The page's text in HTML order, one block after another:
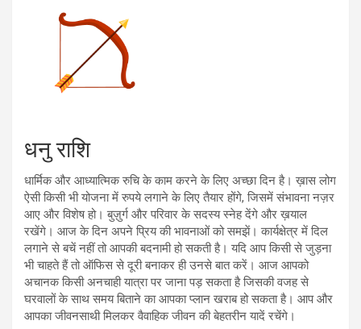
धनु राशि
धार्मिक और आध्यात्मिक रुचि के काम करने के लिए अच्छा दिन है। ख़ास लोग
ऐसी किसी भी योजना में रुपये लगाने के लिए तैयार होंगे, जिसमें संभावना नज़र
आए और विशेष हो। बुज़ुर्ग और परिवार के सदस्य स्नेह देंगे और ख़याल
रखेंगे। आज के दिन अपने प्रिय की भावनाओं को समझें। कार्यक्षेत्र में दिल
लगाने से बचें नहीं तो आपकी बदनामी हो सकती है। यदि आप किसी से जुड़ना
भी चाहते हैं तो ऑफिस से दूरी बनाकर ही उनसे बात करें। आज आपको
अचानक किसी अनचाही यात्रा पर जाना पड़ सकता है जिसकी वजह से
घरवालों के साथ समय बिताने का आपका प्लान खराब हो सकता है। आप और
आपका जीवनसाथी मिलकर वैवाहिक जीवन की बेहतरीन यादें रचेंगे।